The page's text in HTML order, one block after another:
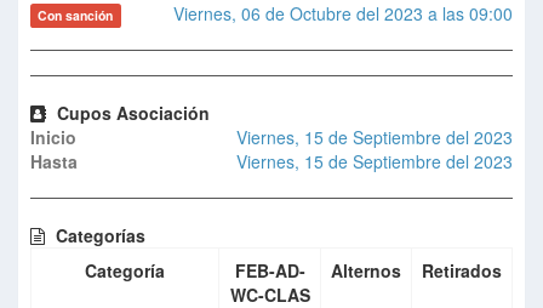
Con sanción Viernes, 06 de Octubre del 2023 a las 09:00
Cupos Asociación
Inicio
Viernes, 15 de Septiembre del 2023
Hasta
Viernes, 15 de Septiembre del 2023
Categorías
Categoría
FEB-AD-
WC-CLAS
Alternos Retirados